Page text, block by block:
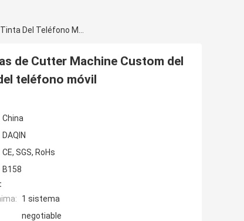
de Cutter Machine Custom del
teléfono móvil
China
DAQIN
CE, SGS, RoHs
B158
1 sistema
negotiable